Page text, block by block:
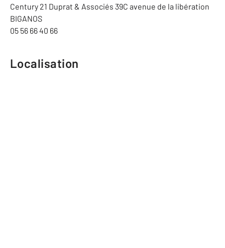
Century 21 Duprat & Associés 39C avenue de la libération
BIGANOS
05 56 66 40 66
Localisation